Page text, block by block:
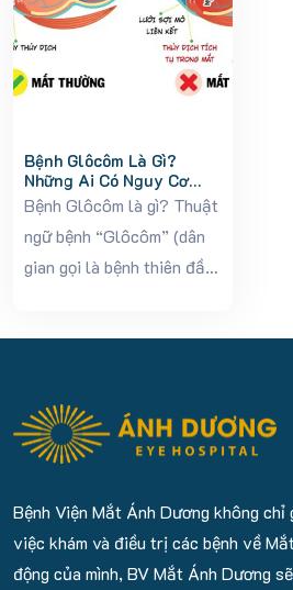
Bệnh Glôcôm Là Gì?
Những Ai Có Nguy Cơ
Cao Mắc Glôcôm Và Cần
Tầm Soát Sớm
Bệnh Glôcôm là gì? Thuật
ngữ bệnh “Glôcôm” (dân
gian gọi là bệnh thiên đầu
đặt trưng...
Bệnh Viện Mắt Ánh Dương không chỉ
việc khám và điều trị các bệnh về
động của mình, BV Mắt Ánh Dương